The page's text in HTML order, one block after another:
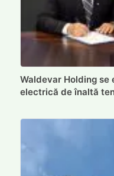
Waldevar Holding
electrică de înaltă